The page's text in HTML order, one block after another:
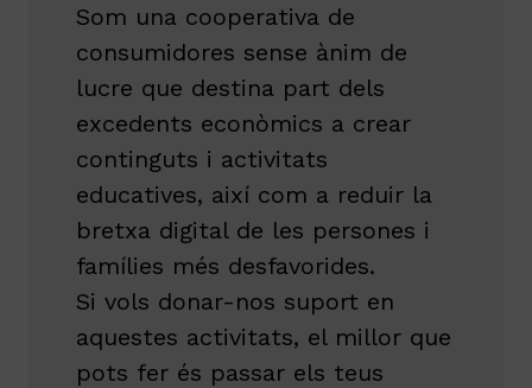
Som una cooperativa de
consumidores sense ànim de
lucre que destina part dels
excedents econòmics a crear
continguts i activitats
educatives, així com a reduir la
bretxa digital de les persones i
famílies més desfavorides.
Si vols donar-nos suport en
aquestes activitats, el millor que
pots fer és passar els teus